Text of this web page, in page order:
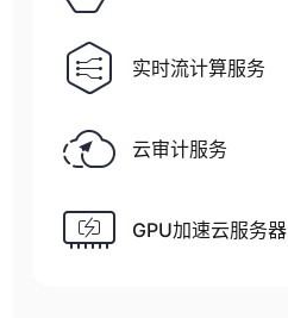
实时流计算服务
云审计服务
GPU加速云服务器